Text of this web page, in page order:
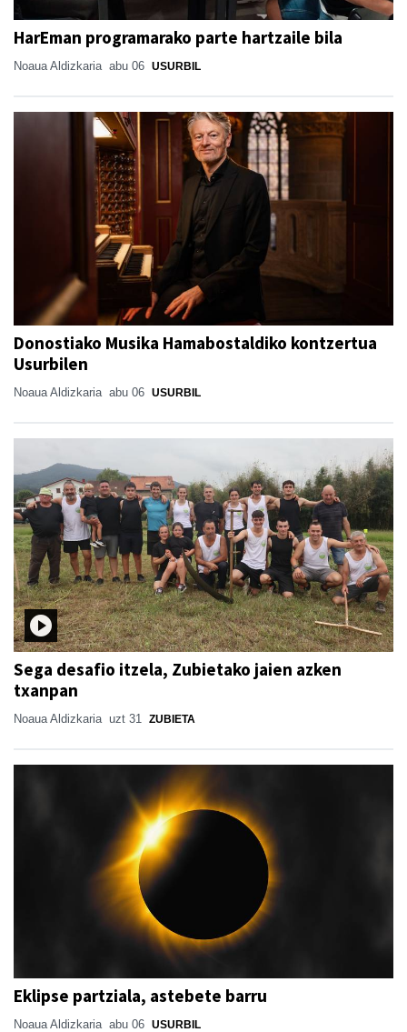
HarEman programarako parte hartzaile bila
Noaua Aldizkaria abu 06 USURBIL
Donostiako Musika Hamabostaldiko kontzertua
Usurbilen
Noaua Aldizkaria abu 06 USURBIL
Sega desafio itzela, Zubietako jaien azken
txanpan
Noaua Aldizkaria uzt 31 ZUBIETA
Eklipse partziala, astebete barru
Noaua Aldizkaria abu 06 USURBIL